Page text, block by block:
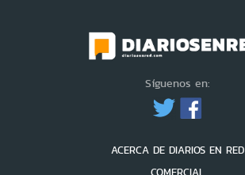
Síguenos en:
ACERCA DE DIARIOS EN RED
COMERCIAL